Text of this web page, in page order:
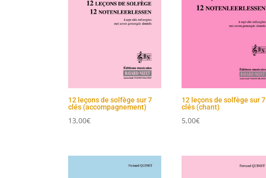
12 leçons de solfège sur 7
clés (accompagnement)
13,00€
12 leçons de solfège sur 7
clés (chant)
5,00€